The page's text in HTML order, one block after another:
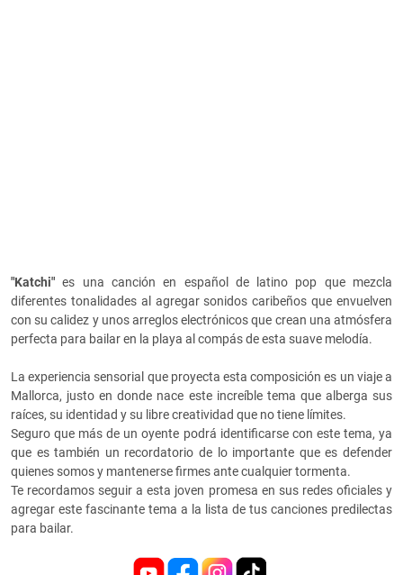
"Katchi"es una canción en español de latino pop que mezcla
diferentes tonalidades al agregar sonidos caribeños que envuelven
con su calidez y unos arreglos electrónicos que crean una atmósfera
perfecta para bailar en la playa al compás de esta suave melodía.
La experiencia sensorial que proyecta esta composición es un viaje a
Mallorca, justo en donde nace este increíble tema que alberga sus
raíces, su identidad y su libre creatividad que no tiene límites.
Seguro que más de un oyente podrá identificarse con este tema, ya
que es también un recordatorio de lo importante que es defender
quienes somos y mantenerse firmes ante cualquier tormenta.
Te recordamos seguir a esta joven promesa en sus redes oficiales y
agregar este fascinante tema a la lista de tus canciones predilectas
para bailar.